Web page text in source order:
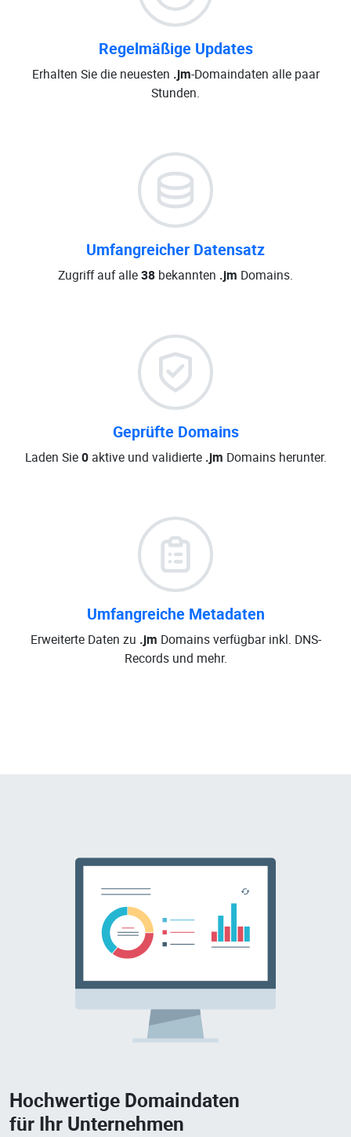
Regelmäßige Updates
Erhalten Sie die neuesten .jm-Domaindaten alle paar
Stunden.
Umfangreicher Datensatz
Zugriff auf alle38 bekannten .jm Domains.
Geprüfte Domains
Laden Sie0aktive und validierte .jm Domains herunter.
Umfangreiche Metadaten
Erweiterte Daten zu .jm Domains verfügbar inkl. DNS-
Records und mehr.
Hochwertige Domaindaten
für Ihr Unternehmen